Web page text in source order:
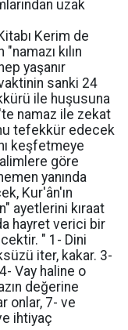
uzak
Kerim de
kılın
yaşanır
sanki 24
ile huşusuna
namaz ile zekat
tefekkür edecek
keşfetmeye
göre
yanında
Kur'ân'ın
ayetlerini kıraat
hayret verici bir
" 1- Dini
iter, kakar. 3-
Vay haline o
değerine
onlar, 7- ve
ihtiyaç